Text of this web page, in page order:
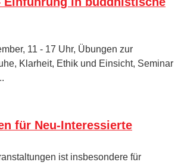
11 - 17 Uhr, Übungen zur
Klarheit, Ethik und Einsicht, Seminar
für Neu-Interessierte
ist insbesondere für